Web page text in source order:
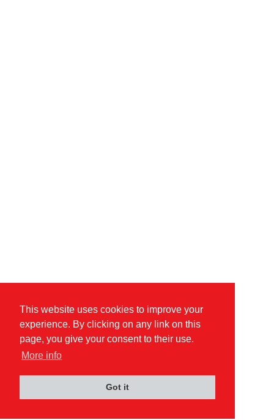
This website uses cookies to improve your
experience. By clicking on any link on this
page, you give your consent to their use.
More info
Got it